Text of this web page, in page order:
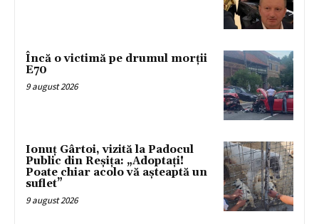
Încă o victimă pe drumul morții
E70
9 august 2026
Ionuț Gârtoi, vizită la Padocul
Public din Reșița: „Adoptați!
Poate chiar acolo vă așteaptă un
suflet”
9 august 2026